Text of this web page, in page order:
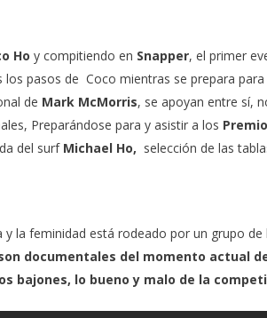
Ho y compitiendo en Snapper, el primer
los pasos de Coco mientras se prepara
de Mark McMorris, se apoyan entre sí,
Preparándose para y asistir a los
del surf Michael Ho, selección de las
​​la feminidad está rodeado por un grupo
documentales del momento actual
bajones, lo bueno y malo de la